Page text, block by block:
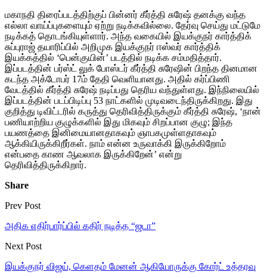
மகாநதி திரைப்படத்திற்குப் பின்னர் கீர்த்தி சுரேஷ் தனக்கு வந்த
எல்லா வாய்ப்புகளையும் ஏற்று நடிக்கவில்லை. தேர்வு செய்து மட்டுமே
நடிக்கத் தொடங்கியுள்ளார். அந்த வகையில் இயக்குநர் கார்த்திக்
சுப்புராஜ் தயாரிப்பில் அறிமுக இயக்குநர் ஈஸ்வர் கார்த்திக்
இயக்கத்தில் ‘பென்குயின்’ படத்தில் நடிக்க சம்மதித்தார்.
இப்படத்தின் பர்ஸ்ட் லுக் போஸ்டர் கீர்த்தி சுரேஷின் பிறந்த தினமான
கடந்த அக்டோபர் 17ம் தேதி வெளியானது. அதில் கர்ப்பிணி
வேடத்தில் கீர்த்தி சுரேஷ் நடிப்பது தெரிய வந்துள்ளது. இந்நிலையில்
இப்படத்தின் படப்பிடிப்பு 53 நாட்களில் முடிவடைந்திருக்கிறது. இது
குறித்து டிவிட்டரில் கருத்து தெரிவித்திருக்கும் கீர்த்தி சுரேஷ், ‘நான்
பணியாற்றிய குழுக்களில் இது மிகவும் சிறப்பான குழு; இந்த
பயணத்தை இனிமையானதாகவும் ஞாபகமுள்ளதாகவும்
ஆக்கியிருக்கிறீர்கள். நாம் என்ன உருவாக்கி இருக்கிறோம்
என்பதை காண ஆவலாக இருக்கிறேன்’ என்று
தெரிவித்திருக்கிறார்.
Share
Prev Post
அதிக எதிர்பார்ப்பில் கதிர் நடித்த “ஜடா”
Next Post
இயக்குநர் விஜய், கெளதம் மேனன் ஆகியோருக்கு கோர்ட் உத்தரவு